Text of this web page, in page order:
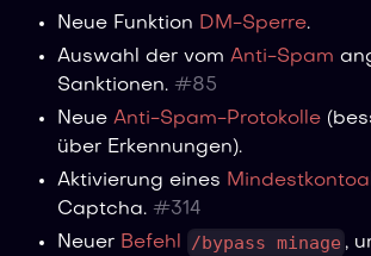
Neue Funktion DM-Sperre.
Auswahl der vom Anti-Spam
Sanktionen. #85
Neue Anti-Spam-Protokolle
über Erkennungen).
Aktivierung eines
Captcha. #314
Neuer Befehl /bypass minage ,